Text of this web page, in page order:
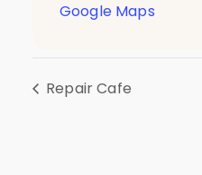
Google Maps
Repair Cafe